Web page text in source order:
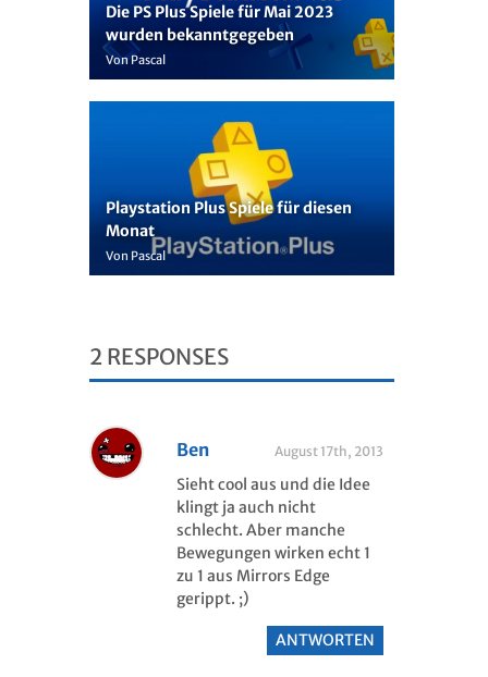
Die PS Plus Spiele für Mai 2023
wurden bekanntgegeben
Von Pascal
Playstation Plus Spiele für diesen
Monat
Von Pascal
2 RESPONSES
Ben August 17th, 2013
Sieht cool aus und die Idee
klingt ja auch nicht
schlecht. Aber manche
Bewegungen wirken echt 1
zu 1 aus Mirrors Edge
gerippt. ;)
ANTWORTEN